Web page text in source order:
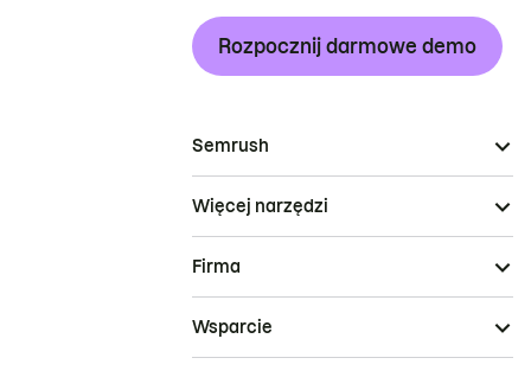
Rozpocznij darmowe demo
Semrush
Więcej narzędzi
Firma
Wsparcie